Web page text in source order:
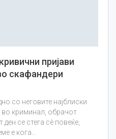
пријави
скафандери
со неговите најблиски
во криминал, обрачот
се стега сѐ повеќе,
е кога…